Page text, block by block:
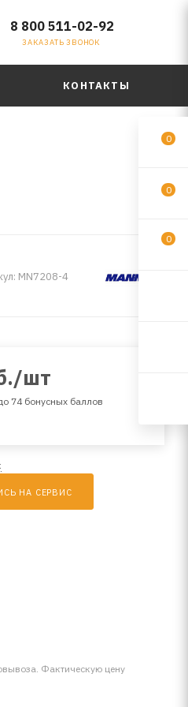
8 800 511-02-92
ЗАКАЗАТЬ ЗВОНОК
КОНТАКТЫ
MN7208-4
/шт
74 бонусных баллов
НА СЕРВИС
Фактическую цену
0
0
0